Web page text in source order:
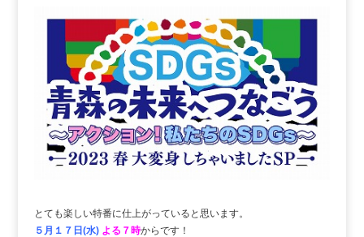
とても楽しい特番に仕上がっていると思います。
５月１７日(水) よる７時からです！